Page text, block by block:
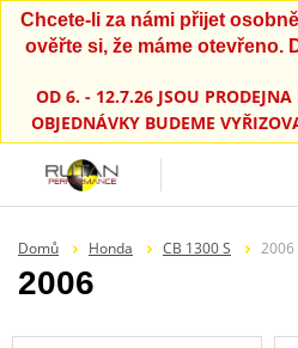
Chcete-li za námi přijet
ověřte si, že máme otevřeno.
OD 6. - 12.7.26 JSOU
OBJEDNÁVKY BUDEME
Domů Honda CB 1300 S 2006
2006